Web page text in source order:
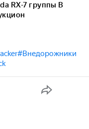
RX-7 группы В
#Внедорожники